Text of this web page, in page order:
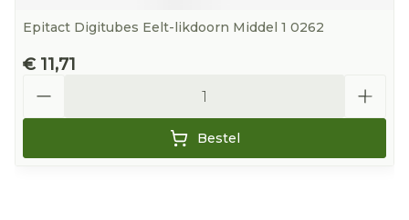
Epitact Digitubes Eelt-likdoorn Middel 1 0262
€ 11,71
Bestel